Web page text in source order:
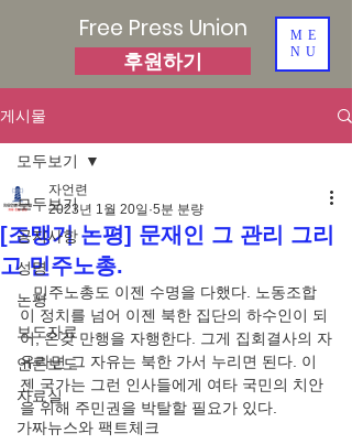
Free Press Union
후원하기
ME
NU
게시물
모두보기
공지사항
성명
논평
보도자료
언론보도
자료실
가짜뉴스와 팩트체크
모두보기
[조맹기 논평] 문재인 그 관리 그리
고 민주노총.
자언련
2023년 1월 20일 5분 분량
   민주노총도 이젠 수명을 다했다. 노동조합
이 정치를 넘어 이젠 북한 집단의 하수인이 되
어, 온갖 만행을 자행한다. 그게 집회결사의 자
유라면 그 자유는 북한 가서 누리면 된다. 이
젠 국가는 그런 인사들에게 여타 국민의 치안
을 위해 주민권을 박탈할 필요가 있다.